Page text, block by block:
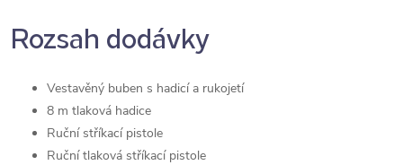
Rozsah dodávky
Vestavěný buben s hadicí a rukojetí
8 m tlaková hadice
Ruční stříkací pistole
Ruční tlaková stříkací pistole